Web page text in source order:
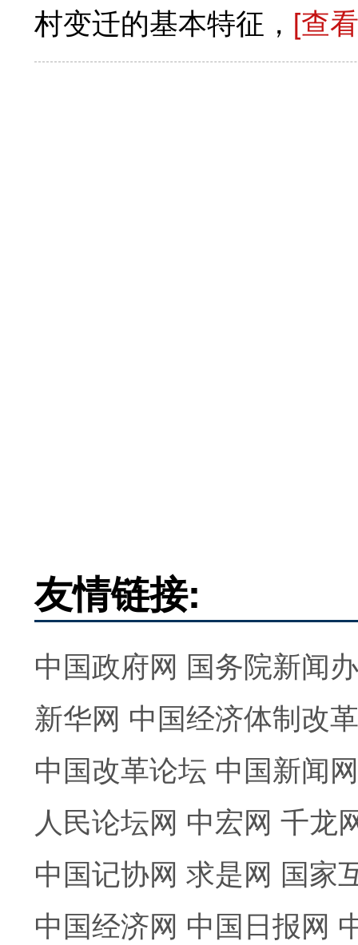
村变迁的基本特征， [查
友情链接:
中国政府网 国务院新闻
新华网 中国经济体制改
中国改革论坛 中国新闻网
人民论坛网 中宏网 千龙
中国记协网 求是网 国家
中国经济网 中国日报网